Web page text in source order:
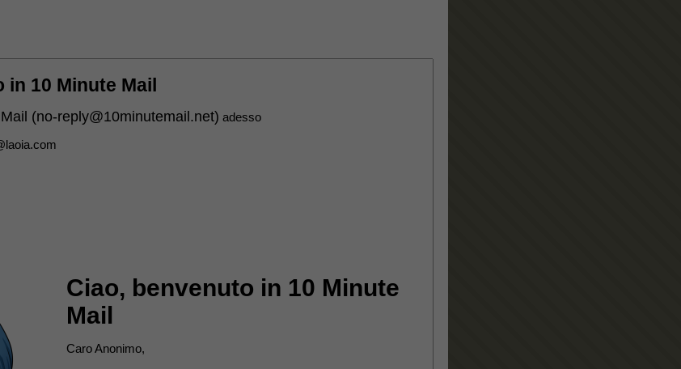
10 Minute Mail
(no-reply@10minutemail.net) adesso
Ciao, benvenuto in 10 Minute
Mail
Caro Anonimo,